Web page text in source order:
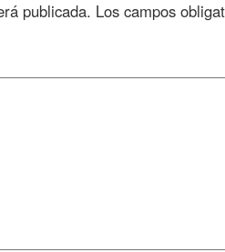
publicada. Los campos